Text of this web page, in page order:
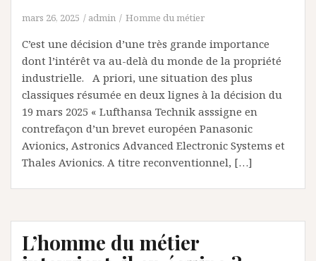
mars 26, 2025 admin Homme du métier
C’est une décision d’une très grande importance
dont l’intérêt va au-delà du monde de la propriété
industrielle. A priori, une situation des plus
classiques résumée en deux lignes à la décision du
19 mars 2025 « Lufthansa Technik asssigne en
contrefaçon d’un brevet européen Panasonic
Avionics, Astronics Advanced Electronic Systems et
Thales Avionics. A titre reconventionnel, […]
L’homme du métier